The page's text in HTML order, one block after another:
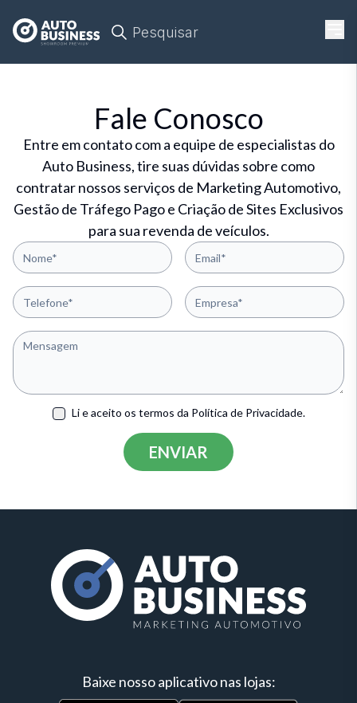
Pesquisar
Fale Conosco
Entre em contato com a equipe de especialistas do
Auto Business, tire suas dúvidas sobre como
contratar nossos serviços de Marketing Automotivo,
Gestão de Tráfego Pago e Criação de Sites Exclusivos
para sua revenda de veículos.
Li e aceito os termos da Política de Privacidade.
ENVIAR
Baixe nosso aplicativo nas lojas: